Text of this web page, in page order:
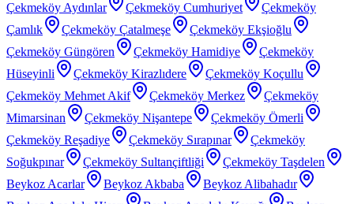
Çekmeköy Aydınlar
Çekmeköy Cumhuriyet
Çekmeköy
Çamlık
Çekmeköy Çatalmeşe
Çekmeköy Ekşioğlu
Çekmeköy Güngören
Çekmeköy Hamidiye
Çekmeköy
Hüseyinli
Çekmeköy Kirazlıdere
Çekmeköy Koçullu
Çekmeköy Mehmet Akif
Çekmeköy Merkez
Çekmeköy
Mimarsinan
Çekmeköy Nişantepe
Çekmeköy Ömerli
Çekmeköy Reşadiye
Çekmeköy Sırapınar
Çekmeköy
Soğukpınar
Çekmeköy Sultançiftliği
Çekmeköy Taşdelen
Beykoz Acarlar
Beykoz Akbaba
Beykoz Alibahadır